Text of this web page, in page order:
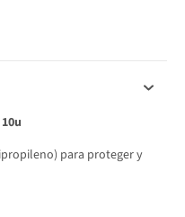
para proteger y